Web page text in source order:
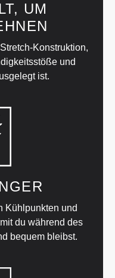
UM
Konstruktion,
und
ist.
Kühlpunkten und
du während des
bequem bleibst.